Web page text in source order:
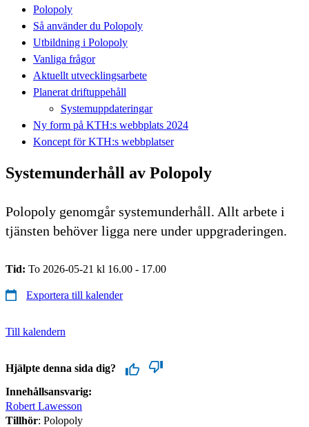
Polopoly
Så använder du Polopoly
Utbildning i Polopoly
Vanliga frågor
Aktuellt utvecklingsarbete
Planerat driftuppehåll
Systemuppdateringar
Ny form på KTH:s webbplats 2024
Koncept för KTH:s webbplatser
Systemunderhåll av Polopoly
Polopoly genomgår systemunderhåll. Allt arbete i
tjänsten behöver ligga nere under uppgraderingen.
Tid: To 2026-05-21 kl 16.00 - 17.00
Exportera till kalender
Till kalendern
Hjälpte denna sida dig?
Innehållsansvarig:
Robert Lawesson
Tillhör: Polopoly